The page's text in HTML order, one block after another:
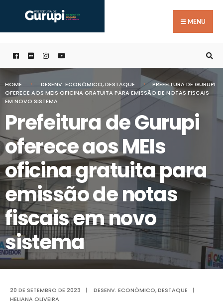
MENU
HOME DESENV. ECONÔMICO,DESTAQUE
PREFEITURA DE GURUPI
OFERECE AOS MEIS OFICINA GRATUITA PARA EMISSÃO DE NOTAS FISCAIS
EM NOVO SISTEMA
Prefeitura de Gurupi
oferece aos MEIs
oficina gratuita para
emissão de notas
fiscais em novo
sistema
20 DE SETEMBRO DE 2023 | DESENV. ECONÔMICO,DESTAQUE
|
HELIANA OLIVEIRA
por: